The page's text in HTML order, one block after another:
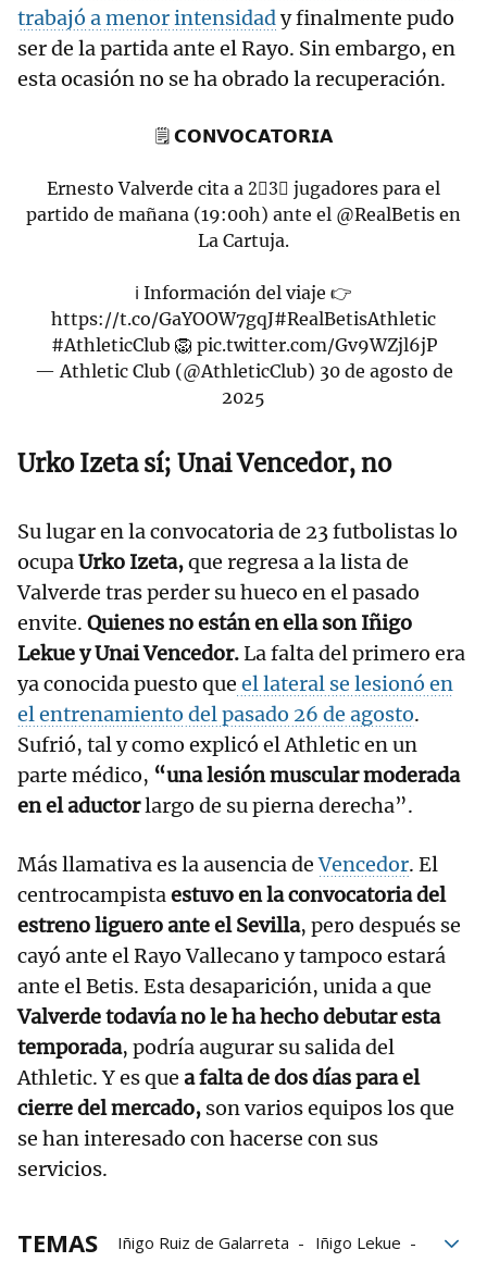
trabajó a menor intensidady finalmente pudo
ser de la partida ante el Rayo. Sin embargo, en
esta ocasión no se ha obrado la recuperación.
🗒 𝗖𝗢𝗡𝗩𝗢𝗖𝗔𝗧𝗢𝗥𝗜𝗔
Ernesto Valverde cita a 2⃣3⃣ jugadores para el
partido de mañana (19:00h) ante el @RealBetis en
La Cartuja.
ℹ️ Información del viaje 👉
https://t.co/GaYOOW7gqJ#RealBetisAthletic
#AthleticClub 🦁 pic.twitter.com/Gv9WZjl6jP
— Athletic Club (@AthleticClub) 30 de agosto de
2025
Urko Izeta sí; Unai Vencedor, no
Su lugar en la convocatoria de 23 futbolistas lo
ocupaUrko Izeta,que regresa a la lista de
Valverde tras perder su hueco en el pasado
envite. Quienes no están en ella son Iñigo
Lekue y Unai Vencedor.La falta del primero era
ya conocida puesto que el lateral se lesionó en
el entrenamiento del pasado 26 de agosto.
Sufrió, tal y como explicó el Athletic en un
parte médico, “una lesión muscular moderada
en el aductorlargo de su pierna derecha”.
Más llamativa es la ausencia deVencedor. El
centrocampistaestuvo en la convocatoria del
estreno liguero ante el Sevilla, pero después se
cayó ante el Rayo Vallecano y tampoco estará
ante el Betis. Esta desaparición, unida a que
Valverde todavía no le ha hecho debutar esta
temporada, podría augurar su salida del
Athletic. Y es que a falta de dos días para el
cierre del mercado, son varios equipos los que
se han interesado con hacerse con sus
servicios.
TEMAS Iñigo Ruiz de Galarreta Iñigo Lekue